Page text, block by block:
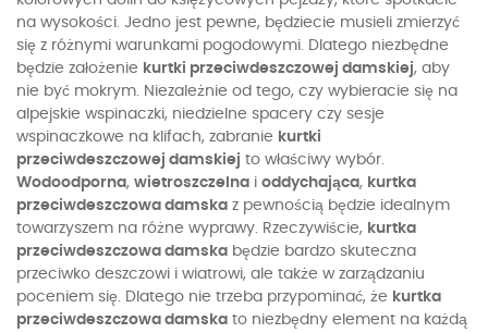
na wysokości. Jedno jest pewne, będziecie musieli zmierzyć
się z różnymi warunkami pogodowymi. Dlatego niezbędne
będzie założenie kurtki przeciwdeszczowej damskiej, aby
nie być mokrym. Niezależnie od tego, czy wybieracie się na
alpejskie wspinaczki, niedzielne spacery czy sesje
wspinaczkowe na klifach, zabranie kurtki
przeciwdeszczowej damskiej to właściwy wybór.
Wodoodporna, wietroszczelna i oddychająca, kurtka
przeciwdeszczowa damska z pewnością będzie idealnym
towarzyszem na różne wyprawy. Rzeczywiście, kurtka
przeciwdeszczowa damska będzie bardzo skuteczna
przeciwko deszczowi i wiatrowi, ale także w zarządzaniu
poceniem się. Dlatego nie trzeba przypominać, że kurtka
przeciwdeszczowa damska to niezbędny element na każdą